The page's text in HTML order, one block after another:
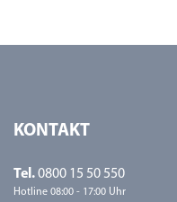
KONTAKT
Tel.0800 15 50 550
Hotline 08:00 - 17:00 Uhr